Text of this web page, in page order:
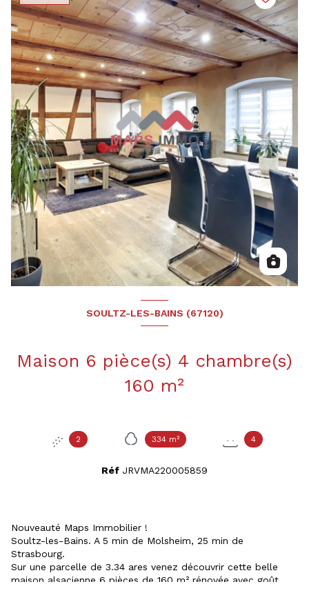
SOULTZ-LES-BAINS (67120)
Maison 6 pièce(s) 4 chambre(s)
160 m²
2 334 m² 4
Réf JRVMA220005859
Nouveauté Maps Immobilier !
Soultz-les-Bains. A 5 min de Molsheim, 25 min de
Strasbourg.
Sur une parcelle de 3.34 ares venez découvrir cette belle
maison alsacienne 6 pièces de 160 m² rénovée avec goût.